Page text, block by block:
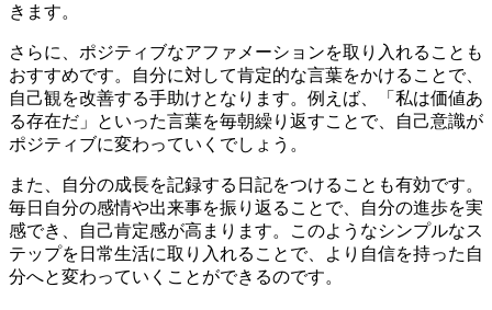
きます。
さらに、ポジティブなアファメーションを取り入れることも
おすすめです。自分に対して肯定的な言葉をかけることで、
自己観を改善する手助けとなります。例えば、「私は価値あ
る存在だ」といった言葉を毎朝繰り返すことで、自己意識が
ポジティブに変わっていくでしょう。
また、自分の成長を記録する日記をつけることも有効です。
毎日自分の感情や出来事を振り返ることで、自分の進歩を実
感でき、自己肯定感が高まります。このようなシンプルなス
テップを日常生活に取り入れることで、より自信を持った自
分へと変わっていくことができるのです。